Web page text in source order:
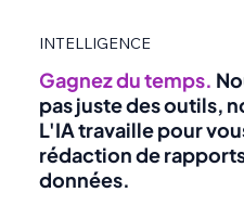
INTELLIGENCE
Gagnez du temps.
pas juste des outils,
L'IA travaille pour
rédaction de
données.